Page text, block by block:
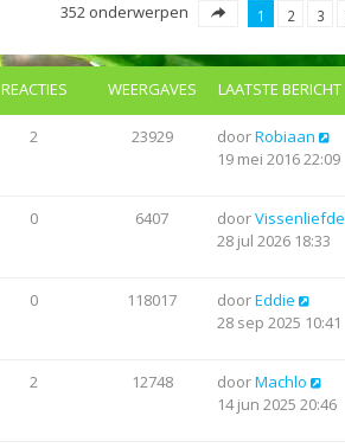
352 onderwerpen 1 2 3
REACTIES WEERGAVES LAATSTE BERICHT
2 23929 doorRobiaan
19 mei 2016 22:09
0 6407 doorVissenliefde
28 jul 2026 18:33
0 118017 doorEddie
28 sep 2025 10:41
2 12748 doorMachlo
14 jun 2025 20:46